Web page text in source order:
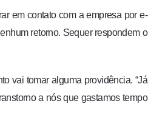
em contato com a empresa por e-
retorno. Sequer respondem o
vai tomar alguma providência. “Já
a nós que gastamos tempo